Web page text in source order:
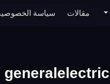
مقالات سياسة